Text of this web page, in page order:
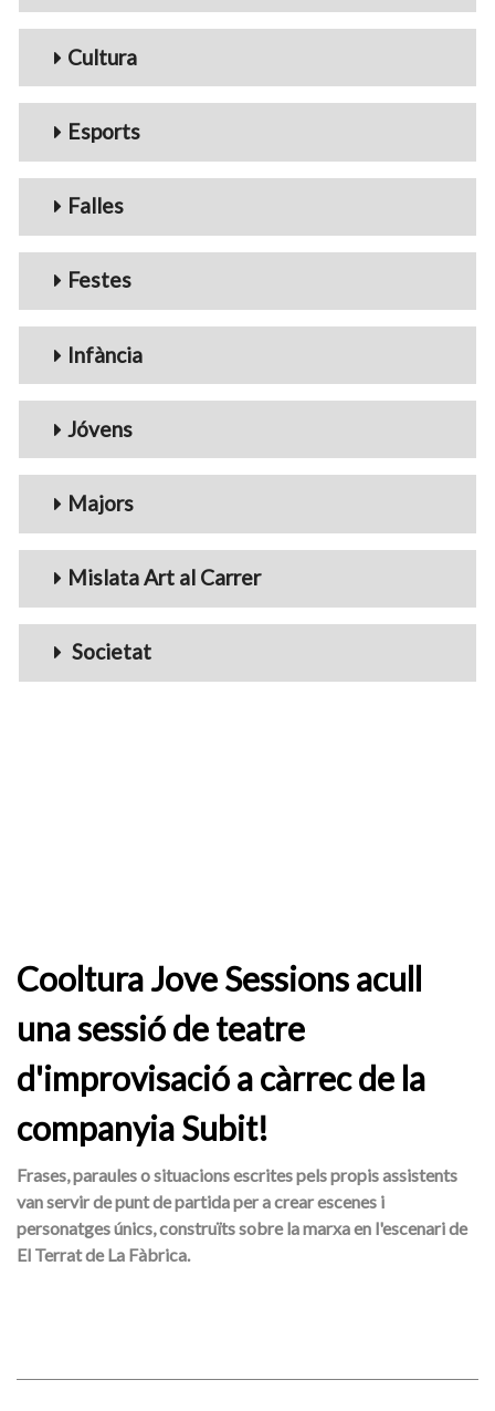
Cultura
Esports
Falles
Festes
Infància
Jóvens
Majors
Mislata Art al Carrer
Societat
Cooltura Jove Sessions acull
una sessió de teatre
d'improvisació a càrrec de la
companyia Subit!
Frases, paraules o situacions escrites pels propis assistents
van servir de punt de partida per a crear escenes i
personatges únics, construïts sobre la marxa en l'escenari de
El Terrat de La Fàbrica.